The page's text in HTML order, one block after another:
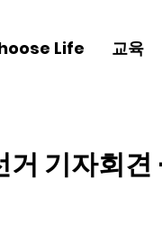
Life 교육
거 기자회